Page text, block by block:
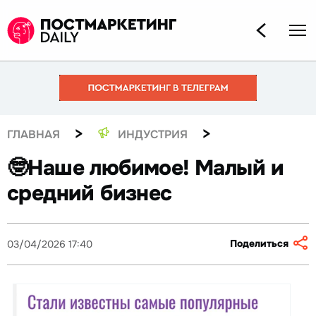
ГЛАВНАЯ > ИНДУСТРИЯ >
🤓Наше любимое! Малый и
средний бизнес
03/04/2026 17:40 Поделиться